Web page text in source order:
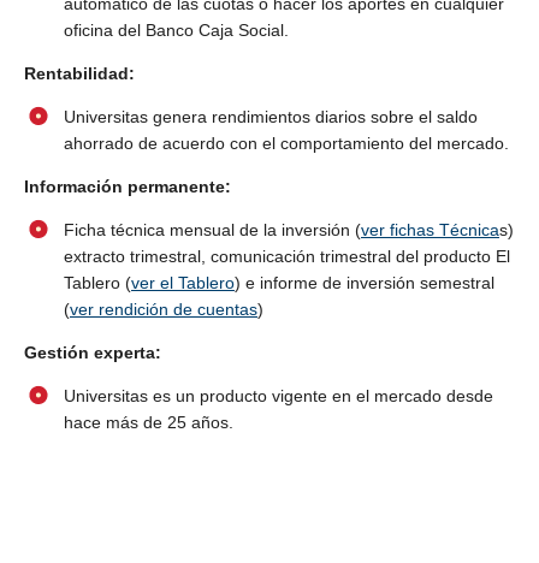
oficina del Banco Caja Social.
Rentabilidad:
Universitas genera rendimientos diarios sobre el saldo
ahorrado de acuerdo con el comportamiento del mercado.
Información permanente:
Ficha técnica mensual de la inversión (ver fichas Técnicas)
extracto trimestral, comunicación trimestral del producto El
Tablero (ver el Tablero) e informe de inversión semestral
(ver rendición de cuentas)
Gestión experta:
Universitas es un producto vigente en el mercado desde
hace más de 25 años.